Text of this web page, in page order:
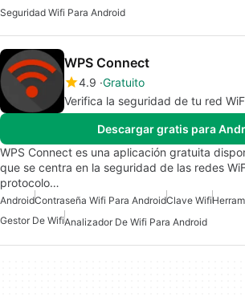
Seguridad Wifi Para Android
WPS Connect
4.9 Gratuito
Verifica la seguridad de tu red
Descargar gratis para
WPS Connect es una aplicación gratuita
que se centra en la seguridad de las redes
protocolo…
AndroidContraseña Wifi Para AndroidClave Wifi
Gestor De WifiAnalizador De Wifi Para Android